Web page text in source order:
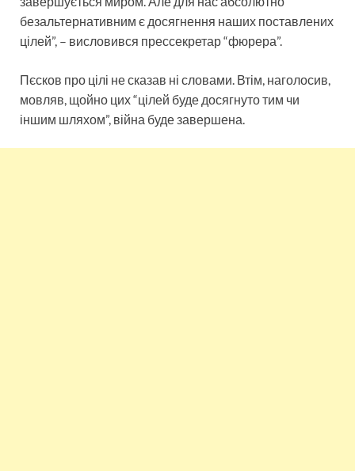
безальтернативним є досягнення наших поставлених
цілей”, – висловився прессекретар “фюрера”.
Пєсков про цілі не сказав ні словами. Втім, наголосив,
мовляв, щойно цих “цілей буде досягнуто тим чи
іншим шляхом”, війна буде завершена.